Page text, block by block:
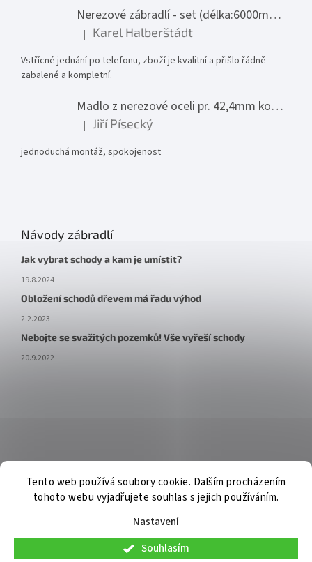
Tento web používá soubory cookie. Dalším procházením
tohoto webu vyjadřujete souhlas s jejich používáním.
Nastavení
Souhlasím
V pátek 7. 8. 2026 budou osobní konzultace a telefonická podpora
Nerezové zábradlí - set (délka:6000mm x výška:1000mm)
Hodnocení produktu je 5 z 5 hvězdiček.
| Karel Halberštádt
Vstřícné jednání po telefonu, zboží je kvalitní a přišlo řádně
zabalené a kompletní.
Madlo z nerezové oceli pr. 42,4mm komplet - model 0116 - 3000mm
Hodnocení produktu je 5 z 5 hvězdiček.
| Jiří Písecký
jednoduchá montáž, spokojenost
Návody zábradlí
Jak vybrat schody a kam je umístit?
19.8.2024
Obložení schodů dřevem má řadu výhod
2.2.2023
Nebojte se svažitých pozemků! Vše vyřeší schody
20.9.2022